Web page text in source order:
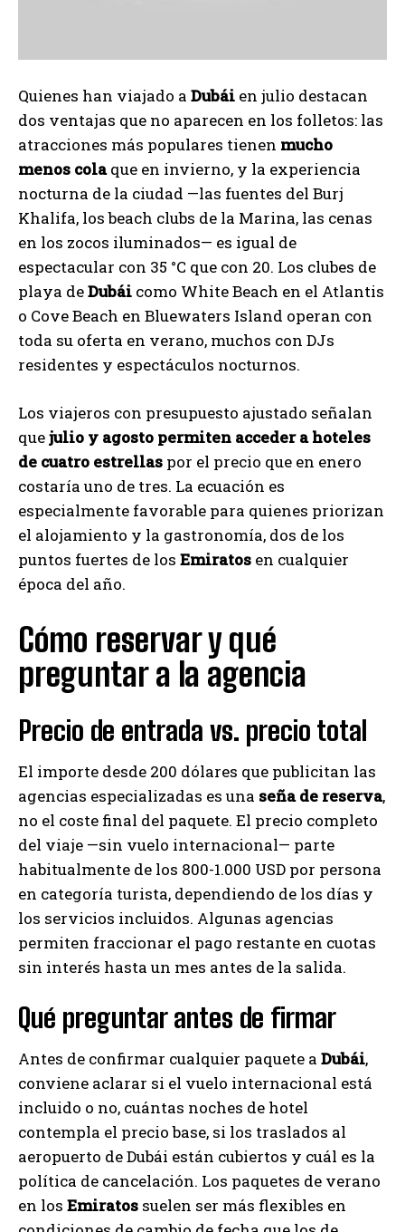
Quienes han viajado a Dubái en julio destacan
dos ventajas que no aparecen en los folletos: las
atracciones más populares tienen mucho
menos colaque en invierno, y la experiencia
nocturna de la ciudad —las fuentes del Burj
Khalifa, los beach clubs de la Marina, las cenas
en los zocos iluminados— es igual de
espectacular con 35 °C que con 20. Los clubes de
playa deDubái como White Beach en el Atlantis
o Cove Beach en Bluewaters Island operan con
toda su oferta en verano, muchos con DJs
residentes y espectáculos nocturnos.
Los viajeros con presupuesto ajustado señalan
quejulio y agosto permiten acceder a hoteles
de cuatro estrellas por el precio que en enero
costaría uno de tres. La ecuación es
especialmente favorable para quienes priorizan
el alojamiento y la gastronomía, dos de los
puntos fuertes de los Emiratos en cualquier
época del año.
Cómo reservar y qué
preguntar a la agencia
Precio de entrada vs. precio total
El importe desde 200 dólares que publicitan las
agencias especializadas es una seña de reserva,
no el coste final del paquete. El precio completo
del viaje —sin vuelo internacional— parte
habitualmente de los 800-1.000 USD por persona
en categoría turista, dependiendo de los días y
los servicios incluidos. Algunas agencias
permiten fraccionar el pago restante en cuotas
sin interés hasta un mes antes de la salida.
Qué preguntar antes de firmar
Antes de confirmar cualquier paquete a Dubái,
conviene aclarar si el vuelo internacional está
incluido o no, cuántas noches de hotel
contempla el precio base, si los traslados al
aeropuerto de Dubái están cubiertos y cuál es la
política de cancelación. Los paquetes de verano
en los Emiratos suelen ser más flexibles en